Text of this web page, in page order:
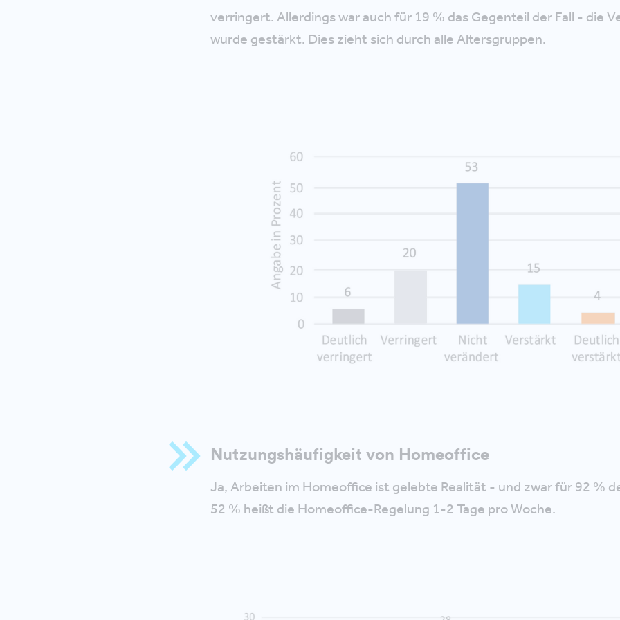
verringert. Allerdings war auch für 19 % das Gegenteil der Fall - die
wurde gestärkt. Dies zieht sich durch alle Altersgruppen.
Nutzungshäufigkeit von Homeoffice
Ja, Arbeiten im Homeoffice ist gelebte Realität - und zwar für 92 %
52 % heißt die Homeoffice-Regelung 1-2 Tage pro Woche.